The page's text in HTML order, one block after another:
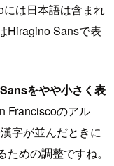
は日本語は含まれ
Hiragino Sansで表
をやや小さく表
Franciscoのアル
字が並んだときに
めの調整ですね。